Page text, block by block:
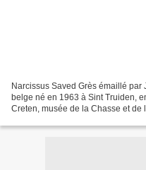
Narcissus Saved Grès émaillé par
belge né en 1963 à Sint Truiden,
Creten, musée de la Chasse et de